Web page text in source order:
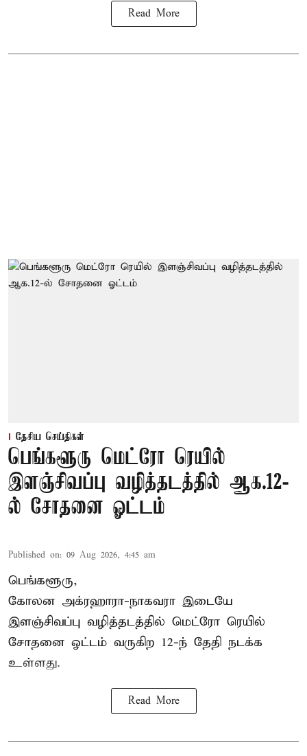
Read More
தேசிய செய்திகள்
பெங்களூரு மெட்ரோ ரெயில்
இளஞ்சிவப்பு வழித்தடத்தில் ஆக.12-
ல் சோதனை ஓட்டம்
Published on: 09 Aug 2026, 4:45 am
பெங்களூரு,
கோலன அக்ரஹாரா-நாகவரா இடையே
இளஞ்சிவப்பு வழித்தடத்தில் மெட்ரோ ரெயில்
சோதனை ஓட்டம் வருகிற 12-ந் தேதி நடக்க
உள்ளது.
Read More